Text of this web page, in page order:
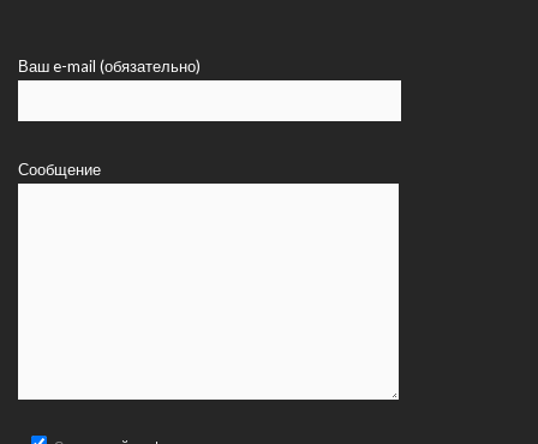
Ваш e-mail (обязательно)
Сообщение